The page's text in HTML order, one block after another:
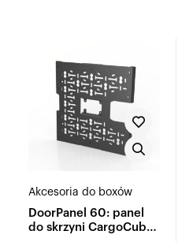
Akcesoria do boxów
DoorPanel 60: panel
do skrzyni CargoCube